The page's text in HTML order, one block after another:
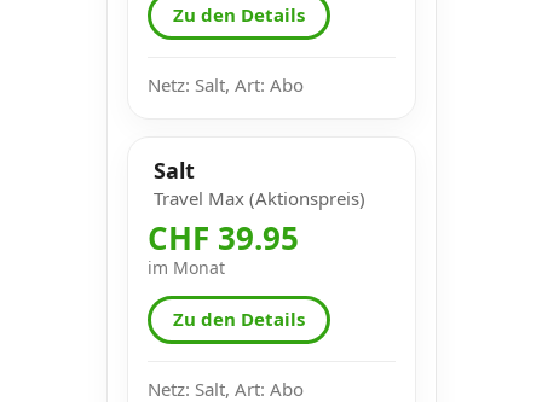
Zu den Details
Netz: Salt, Art: Abo
Salt
Travel Max (Aktionspreis)
CHF 39.95
im Monat
Zu den Details
Netz: Salt, Art: Abo